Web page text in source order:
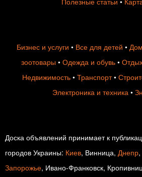
Бизнес и услуги • Все для детей •
зоотовары • Одежда и обувь •
Недвижимость• Транспорт•
Электроника и техника •
Доска объявлений принимает к
городов Украины: Киев, Винница, Днепр
Запорожье, Ивано-Франковск,